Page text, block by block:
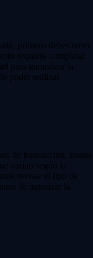
primero debes tener
requiere completar
para garantizar la
poder realizar
de transacción, costes
varían según la
revisar el tipo de
de autorizar la